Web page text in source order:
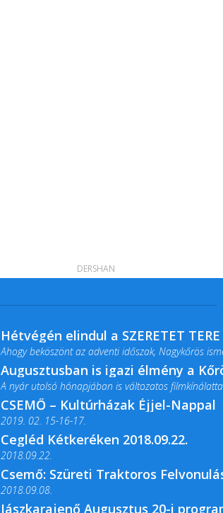
Hétvégén elindul a SZERETET TERE
Ahogy beköszönt az adventi időszak, Nagykőrös
Augusztusban is igazi élmény a
A nyár utolsó hónapjában is változatos
CSEMŐ – Kultúrházak Éjjel-Nappal
2019. 02. 15-16-17.
Színes és tartalmas programokkal várja a Csemői
Cegléd Kétkeréken 2018.09.22.
2018.09.22.
Csemő: Szüreti Traktoros
2018.09.08.
Jászkarajenő Augusztus 20-i
DERSHAN